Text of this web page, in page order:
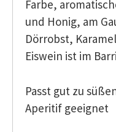
Farbe,
und Honig, am
Dörrobst,
Eiswein ist im
Passt gut zu
Aperitif geeignet